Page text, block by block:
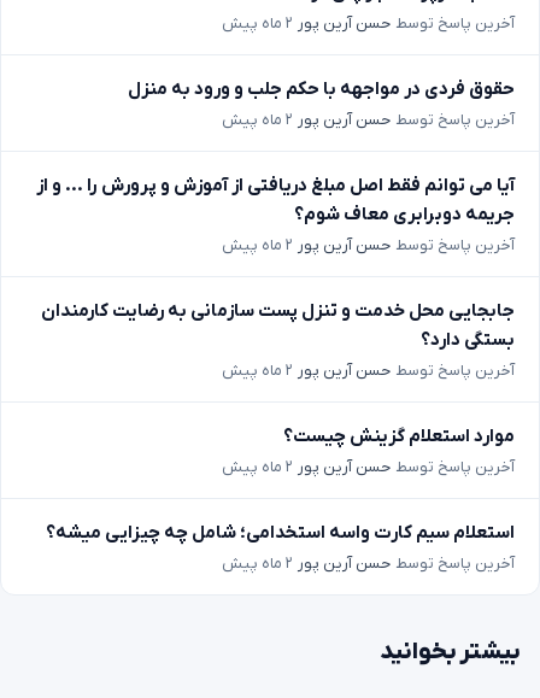
آخرین پاسخ توسط حسن آرین پور ۲ ماه پیش
حقوق فردی در مواجهه با حکم جلب و ورود به منزل
آخرین پاسخ توسط حسن آرین پور ۲ ماه پیش
آیا می توانم فقط اصل مبلغ دریافتی از آموزش و پرورش را ... و از
جریمه دوبرابری معاف شوم؟
آخرین پاسخ توسط حسن آرین پور ۲ ماه پیش
جابجایی محل خدمت و تنزل پست سازمانی به رضایت کارمندان
بستگی دارد؟
آخرین پاسخ توسط حسن آرین پور ۲ ماه پیش
موارد استعلام گزینش چیست؟
آخرین پاسخ توسط حسن آرین پور ۲ ماه پیش
استعلام سیم کارت واسه استخدامی؛ شامل چه چیزایی میشه؟
آخرین پاسخ توسط حسن آرین پور ۲ ماه پیش
بیشتر بخوانید